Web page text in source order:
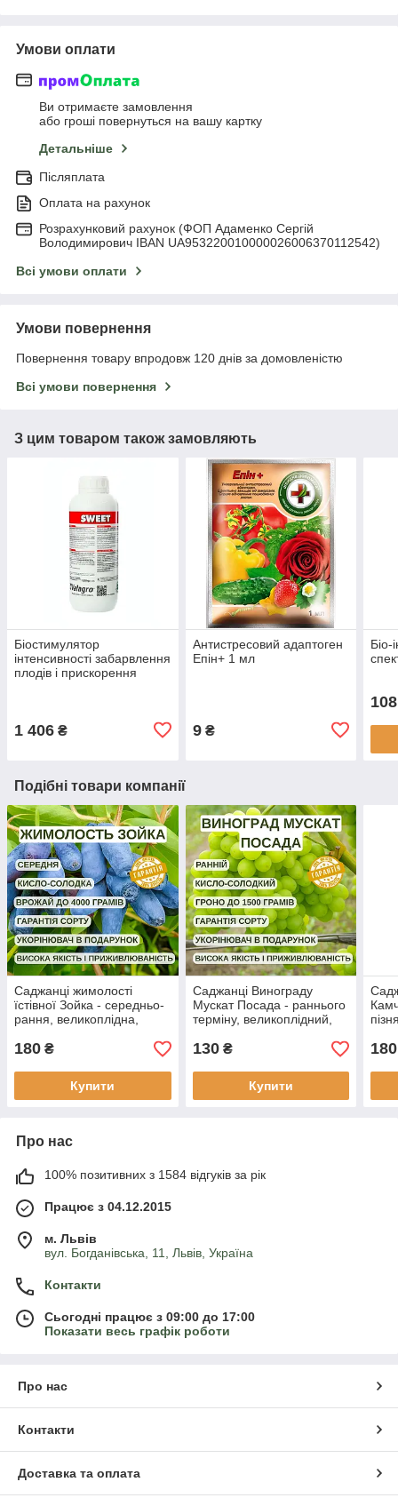
Умови оплати
Ви отримаєте замовлення
або гроші повернуться на вашу картку
Детальніше
Післяплата
Оплата на рахунок
Розрахунковий рахунок (ФОП Адаменко Сергій
Володимирович IBAN UA953220010000026006370112542)
Всі умови оплати
Умови повернення
Повернення товару впродовж 120 днів за домовленістю
Всі умови повернення
З цим товаром також замовляють
Біостимулятор
інтенсивності забарвлення
плодів і прискорення
1 406 ₴
Антистресовий адаптоген
Епін+ 1 мл
9₴
Біо-
108
Подібні товари компанії
Саджанці жимолості
їстівної Зойка - середньо-
рання, великоплідна,
180 ₴
Купити
Саджанці Винограду
Мускат Посада - раннього
терміну, великоплідний,
130₴
Купити
180
Про нас
100% позитивних з 1584 відгуків за рік
Працює з 04.12.2015
м. Львів
вул. Богданівська, 11, Львів, Україна
Контакти
Сьогодні працює з 09:00 до 17:00
Показати весь графік роботи
Про нас
Контакти
Доставка та оплата